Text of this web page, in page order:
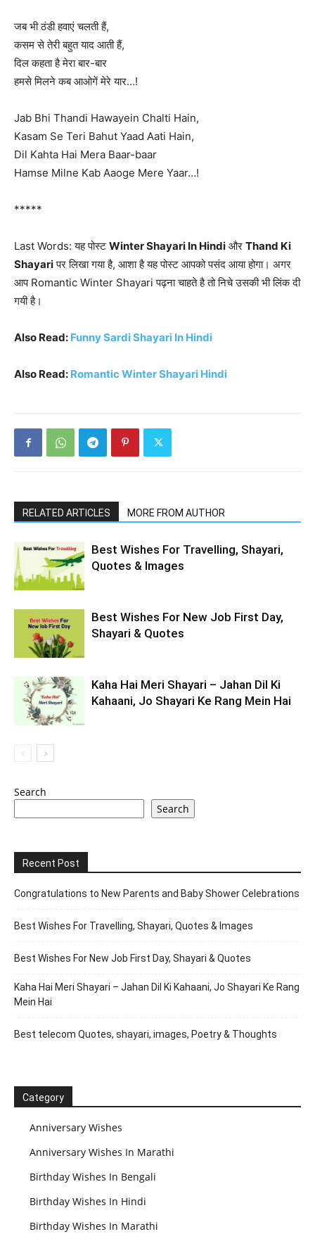
जब भी ठंडी हवाएं चलती हैं,
कसम से तेरी बहुत याद आती हैं,
दिल कहता है मेरा बार-बार
हमसे मिलने कब आओगें मेरे यार…!
Jab Bhi Thandi Hawayein Chalti Hain,
Kasam Se Teri Bahut Yaad Aati Hain,
Dil Kahta Hai Mera Baar-baar
Hamse Milne Kab Aaoge Mere Yaar…!
*****
Last Words: यह पोस्ट Winter Shayari In Hindi और Thand Ki
Shayariपर लिखा गया है, आशा है यह पोस्ट आपको पसंद आया होगा। अगर
आप Romantic Winter Shayari पढ़ना चाहते है तो निचे उसकी भी लिंक दी
गयी है।
Also Read: Funny Sardi Shayari In Hindi
Also Read: Romantic Winter Shayari Hindi
RELATED ARTICLES MORE FROM AUTHOR
Best Wishes For Travelling, Shayari,
Quotes & Images
Best Wishes For New Job First Day,
Shayari & Quotes
Kaha Hai Meri Shayari – Jahan Dil Ki
Kahaani, Jo Shayari Ke Rang Mein Hai
Search
Search
Recent Post
Congratulations to New Parents and Baby Shower Celebrations
Best Wishes For Travelling, Shayari, Quotes & Images
Best Wishes For New Job First Day, Shayari & Quotes
Kaha Hai Meri Shayari – Jahan Dil Ki Kahaani, Jo Shayari Ke Rang
Mein Hai
Best telecom Quotes, shayari, images, Poetry & Thoughts
Category
Anniversary Wishes
Anniversary Wishes In Marathi
Birthday Wishes In Bengali
Birthday Wishes In Hindi
Birthday Wishes In Marathi